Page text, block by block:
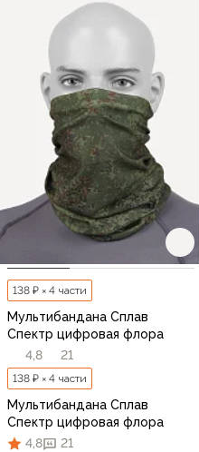
138 ₽ × 4 части
Мультибандана Сплав
Спектр цифровая флора
4,8
21
138 ₽ × 4 части
Мультибандана Сплав
Спектр цифровая флора
4,8
21